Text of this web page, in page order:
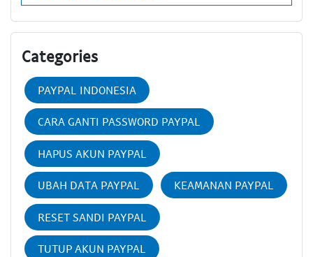
Categories
PAYPAL INDONESIA
CARA GANTI PASSWORD PAYPAL
HAPUS AKUN PAYPAL
UBAH DATA PAYPAL KEAMANAN PAYPAL
RESET SANDI PAYPAL
TUTUP AKUN PAYPAL